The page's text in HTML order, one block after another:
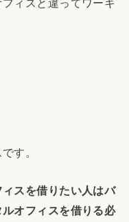
ィスと違ってワーキ
す。
スを借りたい人はバ
オフィスを借りる必